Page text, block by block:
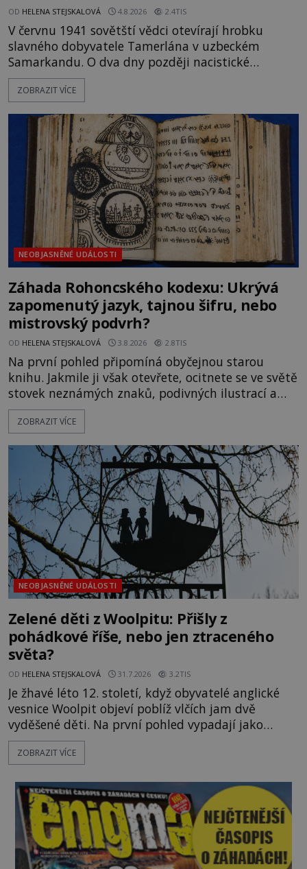
OD HELENA STEJSKALOVÁ 4.8.2026 2.4TIS
V červnu 1941 sovětští vědci otevírají hrobku
slavného dobyvatele Tamerlána v uzbeckém
Samarkandu. O dva dny později nacistické
Německo zahajuje operaci Barbarossa a napadá
Sovětský svaz. Shoda dat je natolik zarážející, že se
na legendě něco pravdy, nebo jde jen o fascinující
souhru okolností? Když antropolog Michail
Gerasimov (1907-1970) a
ZOBRAZIT VÍCE
NEOBJASNĚNÉ UDÁLOSTI
Záhada Rohoncského kodexu: Ukrývá
zapomenutý jazyk, tajnou šifru, nebo
mistrovský podvrh?
OD HELENA STEJSKALOVÁ 3.8.2026 2.8TIS
Na první pohled připomíná obyčejnou starou
knihu. Jakmile ji však otevřete, ocitnete se ve světě
stovek neznámých znaků, podivných ilustrací a
textu, který už téměř dvě století vzdoruje všem
pokusům o rozluštění. Rohoncský kodex patří mezi
jistotou neví, kdo jej napsal, kdy vznikl ani co
vlastně vypráví. Rohoncský kodex se poprvé
objevuje v roce
ZOBRAZIT VÍCE
NEOBJASNĚNÉ UDÁLOSTI
Zelené děti z Woolpitu: Přišly z
pohádkové říše, nebo jen ztraceného
světa?
OD HELENA STEJSKALOVÁ 31.7.2026 3.2TIS
Je žhavé léto 12. století, když obyvatelé anglické
vesnice Woolpit objeví poblíž vlčích jam dvě
vyděšené děti. Na první pohled vypadají jako
každé jiné, až na jednu děsivou výjimku. Jejich
kůže má nazelenalý odstín, mluví
kromě syrových bobů. Příběh se rychle stává
jednou z největších záhad středověké Anglie a ani
po téměř devíti stech letech není
ZOBRAZIT VÍCE